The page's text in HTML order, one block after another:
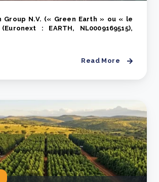
Group N.V. (« Green Earth » ou « le
: EARTH, NL0009169515),
Read More